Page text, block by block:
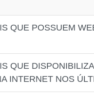
QUE POSSUEM
QUE
INTERNET NOS